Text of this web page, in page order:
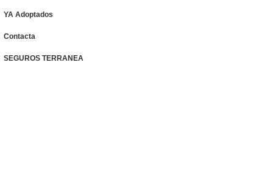
YA Adoptados
Contacta
SEGUROS TERRANEA